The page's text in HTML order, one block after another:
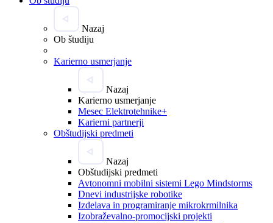
Nazaj
Ob študiju
Karierno usmerjanje
Nazaj
Karierno usmerjanje
Mesec Elektrotehnike+
Karierni partnerji
Obštudijski predmeti
Nazaj
Obštudijski predmeti
Avtonomni mobilni sistemi Lego Mindstorms
Dnevi industrijske robotike
Izdelava in programiranje mikrokrmilnika
Izobraževalno-promocijski projekti